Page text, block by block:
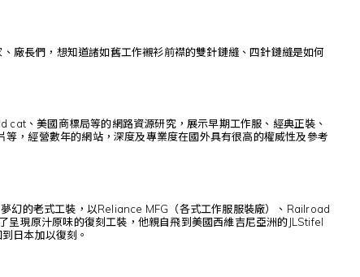
廠長們，想知道諸如舊工作襯衫前襟的雙針鏈縫、四針鏈縫是如何
、美國商標局等的網路資源研究，展示早期工作服、經典正裝、
，經營數年的網站，深度及專業度在國外具有很高的權威性及參考
幻的老式工裝，以Reliance MFG（各式工作服服裝廠）、Railroad
現原汁原味的復刻工裝，他親自飛到美國西維吉尼亞洲的JLStifel
日本加以復刻。